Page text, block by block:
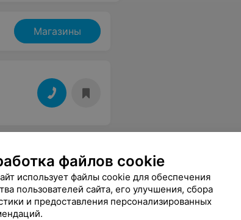
Магазины
файлов cookie
использует файлы cookie для обеспечения
пользователей сайта, его улучшения, сбора
и предоставления персонализированных